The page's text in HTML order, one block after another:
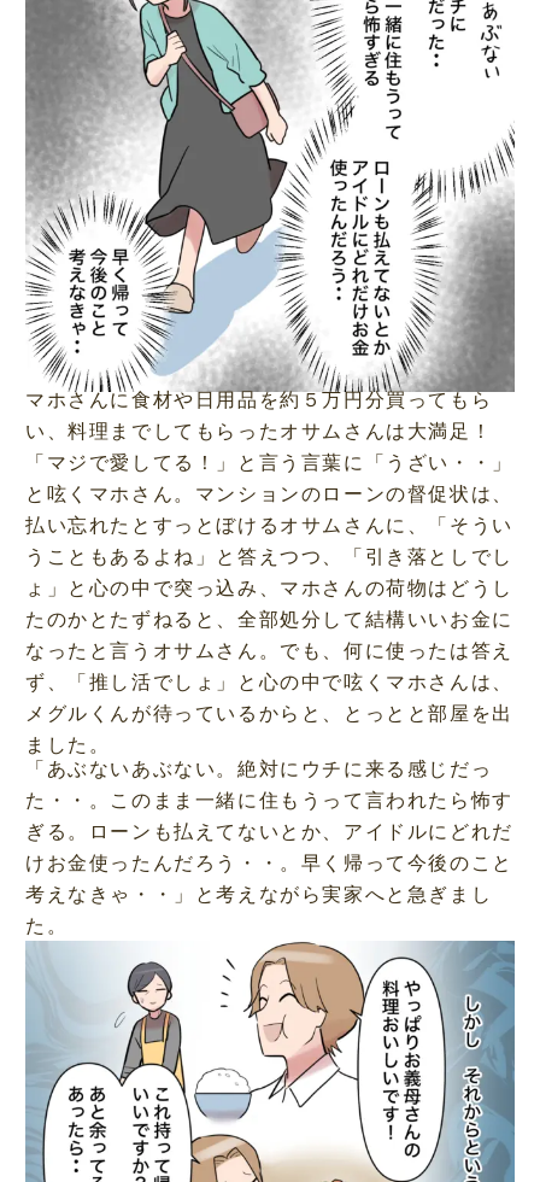
マホさんに食材や日用品を約５万円分買ってもら
い、料理までしてもらったオサムさんは大満足！
「マジで愛してる！」と言う言葉に「うざい・・」
と呟くマホさん。マンションのローンの督促状は、
払い忘れたとすっとぼけるオサムさんに、「そうい
うこともあるよね」と答えつつ、「引き落としでし
ょ」と心の中で突っ込み、マホさんの荷物はどうし
たのかとたずねると、全部処分して結構いいお金に
なったと言うオサムさん。でも、何に使ったは答え
ず、「推し活でしょ」と心の中で呟くマホさんは、
メグルくんが待っているからと、とっとと部屋を出
ました。
「あぶないあぶない。絶対にウチに来る感じだっ
た・・。このまま一緒に住もうって言われたら怖す
ぎる。ローンも払えてないとか、アイドルにどれだ
けお金使ったんだろう・・。早く帰って今後のこと
考えなきゃ・・」と考えながら実家へと急ぎまし
た。